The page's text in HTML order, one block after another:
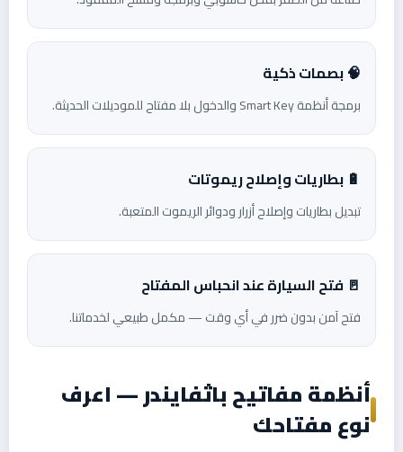
🧠 بصمات ذكية
برمجة أنظمة Smart Key والدخول بلا مفتاح للموديلات الحديثة.
🔋 بطاريات وإصلاح ريموتات
تبديل بطاريات وإصلاح أزرار ودوائر الريموت المتعبة.
🚪 فتح السيارة عند انحباس المفتاح
فتح آمن بدون ضرر في أي وقت — مكمل طبيعي لخدماتنا.
أنظمة مفاتيح باثفايندر — اعرف
نوع مفتاحك